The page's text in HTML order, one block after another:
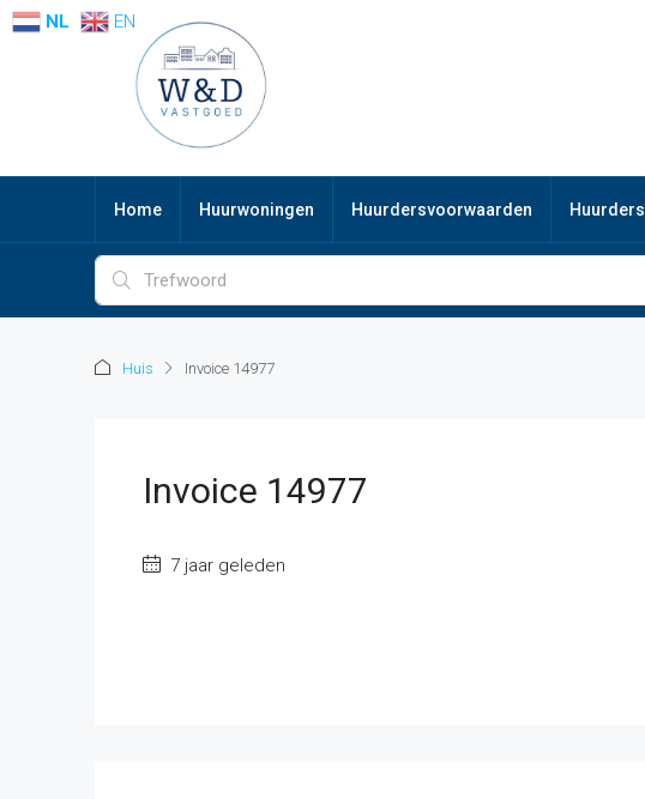
Home Huurwoningen Huurdersvoorwaarden Huurders
Huis Invoice 14977
Invoice 14977
7 jaar geleden
NL EN